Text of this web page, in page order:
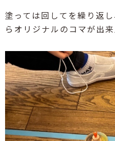
塗っては回してを繰り返
らオリジナルのコマが出